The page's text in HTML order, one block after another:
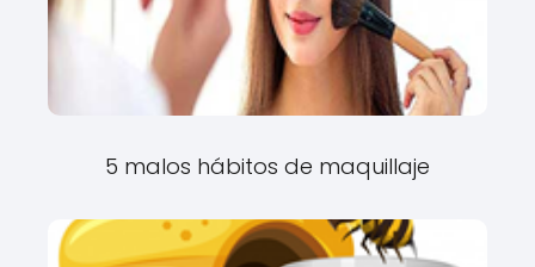
5 malos hábitos de maquillaje